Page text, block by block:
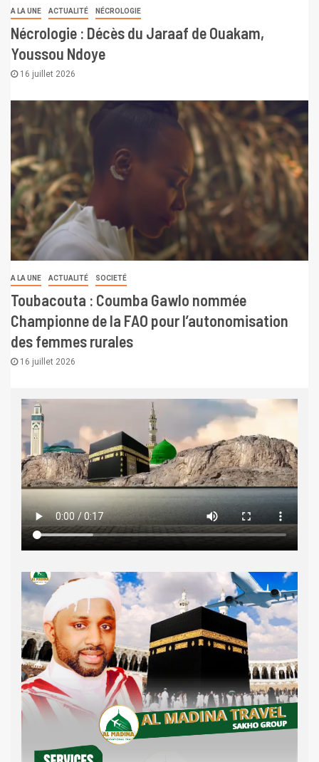
A LA UNE ACTUALITÉ NÉCROLOGIE
Nécrologie : Décès du Jaraaf de Ouakam,
Youssou Ndoye
16 juillet 2026
A LA UNE ACTUALITÉ SOCIETÉ
Toubacouta : Coumba Gawlo nommée
Championne de la FAO pour l’autonomisation
des femmes rurales
16 juillet 2026